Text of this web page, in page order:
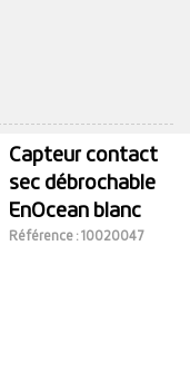
Capteur contact
sec débrochable
EnOcean blanc
Référence : 10020047